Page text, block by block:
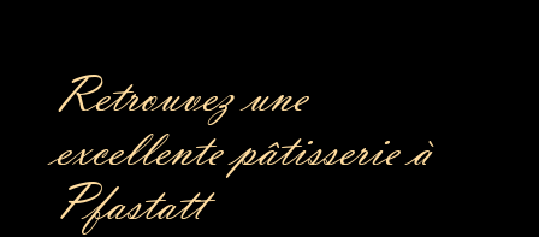
Retrouvez une
excellente pâtisserie à
Pfastatt